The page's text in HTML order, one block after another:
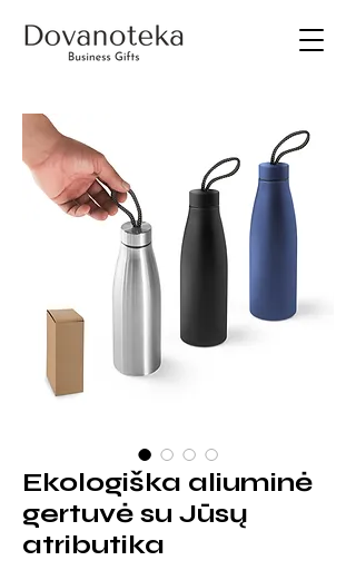
Ekologiška aliuminė
gertuvė su Jūsų
atributika